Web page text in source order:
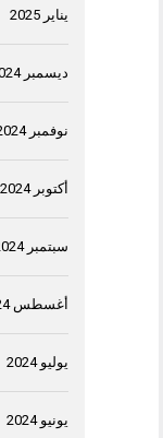
يناير 2025
ديسمبر 2024
نوفمبر 2024
أكتوبر 2024
سبتمبر 2024
أغسطس 2024
يوليو 2024
يونيو 2024